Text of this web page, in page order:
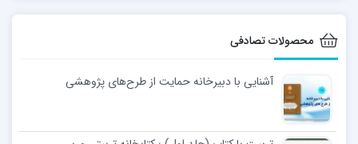
محصولات تصادفی
آشنایی با دبیرخانه حمایت از طرح‌های پژوهشی